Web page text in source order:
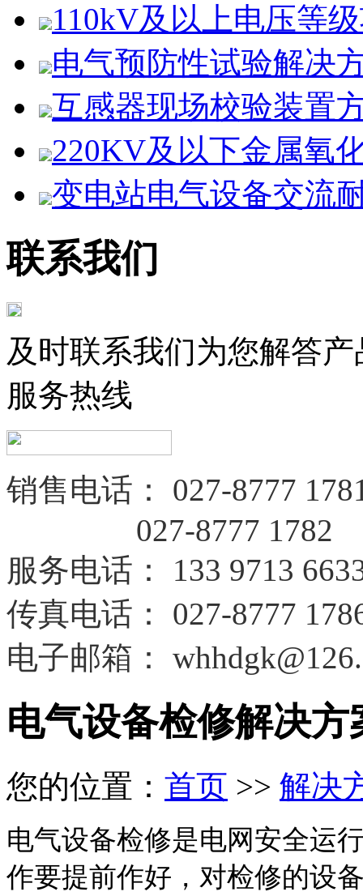
110kV及以上电压等
电气预防性试验解决
互感器现场校验装置
220KV及以下金属氧
变电站电气设备交流
联系我们
及时联系我们为您解答
服务热线
销售电话：
027-8777
027-8777 1782
服务电话 ：
133 9713
传真电话： 027-8777
电子邮箱：
电气设备检修解决方
您的位置： 首页 >> 解决
电气设备检修是电网安全运
作要提前作好，对检修的设